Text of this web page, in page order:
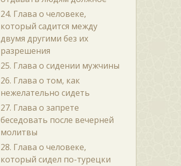
24. Глава о человеке,
который садится между
двумя другими без их
разрешения
25. Глава о сидении мужчины
26. Глава о том, как
нежелательно сидеть
27. Глава о запрете
беседовать после вечерней
молитвы
28. Глава о человеке,
который сидел по-турецки